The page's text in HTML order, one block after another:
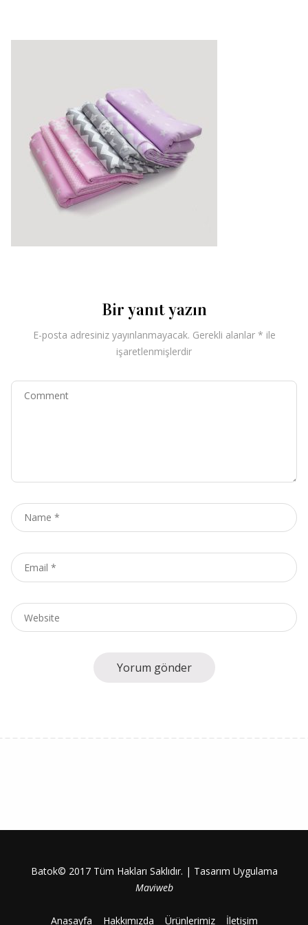
Bir yanıt yazın
E-posta adresiniz yayınlanmayacak. Gerekli alanlar * ile
işaretlenmişlerdir
Comment
Name
Email
Website
Batok© 2017 Tüm Hakları Saklıdır. | Tasarım Uygulama
Maviweb
Anasayfa Hakkımızda Ürünlerimiz İletişim